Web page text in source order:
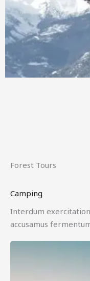
Forest Tours
Camping
Interdum
accusamus